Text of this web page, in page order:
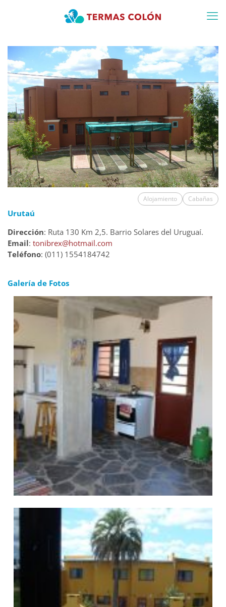
Alojamiento Cabañas
Urutaú
Dirección: Ruta 130 Km 2,5. Barrio Solares del Uruguaí.
Email: tonibrex@hotmail.com
Teléfono: (011) 1554184742
Galería de Fotos